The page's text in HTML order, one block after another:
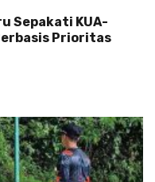
Sepakati KUA-
Prioritas